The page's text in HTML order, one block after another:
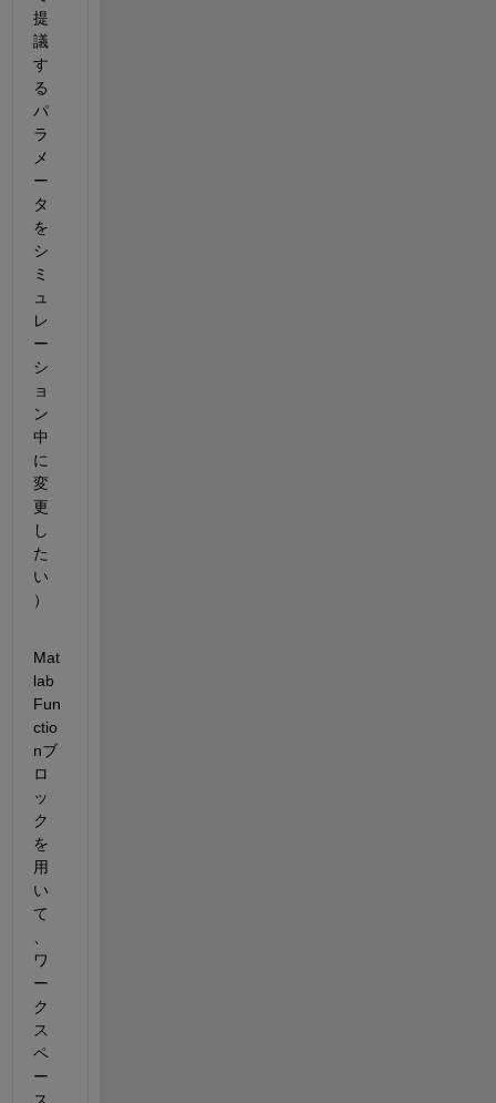
提
議
す
る
パ
ラ
メ
ー
タ
を
シ
ミ
ュ
レ
ー
シ
ョ
ン
中
に
変
更
し
た
い
）
Mat
lab
Fun
ctio
nブ
ロ
ッ
ク
を
用
い
て
ワ
ー
ク
ス
ペ
ー